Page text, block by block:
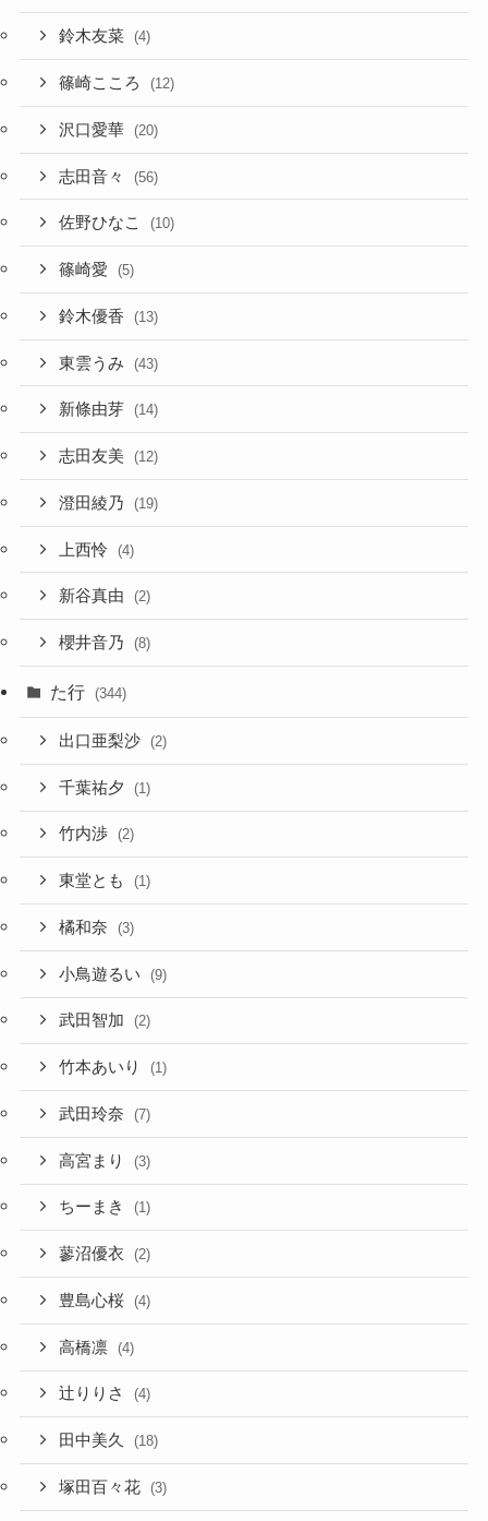
鈴木友菜 (4)
篠崎こころ (12)
沢口愛華 (20)
志田音々 (56)
佐野ひなこ (10)
篠崎愛 (5)
鈴木優香 (13)
東雲うみ (43)
新條由芽 (14)
志田友美 (12)
澄田綾乃 (19)
上西怜 (4)
新谷真由 (2)
櫻井音乃 (8)
た行 (344)
出口亜梨沙 (2)
千葉祐夕 (1)
竹内渉 (2)
東堂とも (1)
橘和奈 (3)
小鳥遊るい (9)
武田智加 (2)
竹本あいり (1)
武田玲奈 (7)
高宮まり (3)
ちーまき (1)
蓼沼優衣 (2)
豊島心桜 (4)
高橋凛 (4)
辻りりさ (4)
田中美久 (18)
塚田百々花 (3)